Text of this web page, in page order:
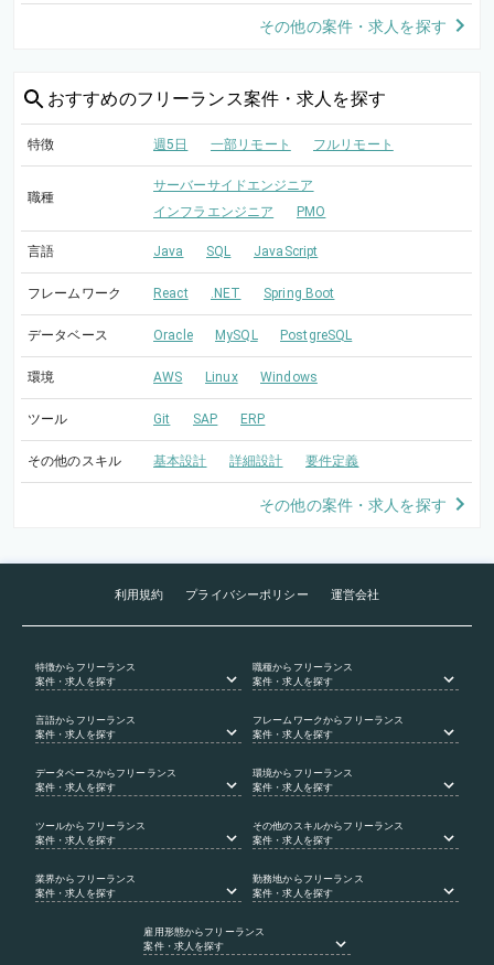
その他の案件・求人を探す
おすすめのフリーランス案件・求人を探す
特徴 週5日 一部リモート フルリモート
職種
サーバーサイドエンジニア
インフラエンジニア
PMO
言語 Java SQL JavaScript
フレームワーク React .NET Spring Boot
データベース Oracle MySQL PostgreSQL
環境 AWS Linux Windows
ツール Git SAP ERP
その他のスキル 基本設計 詳細設計 要件定義
その他の案件・求人を探す
利用規約 プライバシーポリシー 運営会社
特徴からフリーランス
案件・求人を探す
職種からフリーランス
案件・求人を探す
言語からフリーランス
案件・求人を探す
フレームワークからフリーランス
案件・求人を探す
データベース からフリーランス
案件・求人を探す
環境からフリーランス
案件・求人を探す
ツールからフリーランス
案件・求人を探す
その他のスキルからフリーランス
案件・求人を探す
業界からフリーランス
案件・求人を探す
勤務地からフリーランス
案件・求人を探す
雇用形態からフリーランス
案件・求人を探す